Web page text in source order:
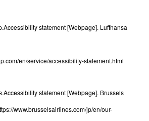
statement [Webpage]. Lufthansa
en/service/accessibility-statement.html
statement [Webpage]. Brussels
www.brusselsairlines.com/jp/en/our-